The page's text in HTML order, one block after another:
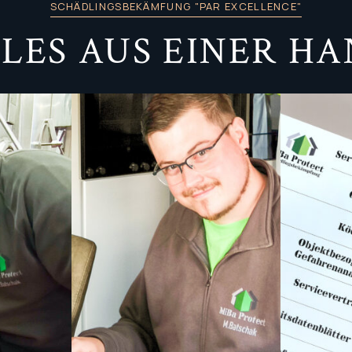
SCHÄDLINGSBEKÄMFUNG "PAR EXCELLENCE"
AUS EINER